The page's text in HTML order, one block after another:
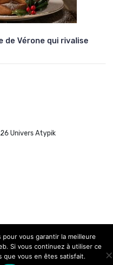
de Vérone qui rivalise
Univers Atypik
vous garantir la meilleure
Si vous continuez à utiliser ce
que vous en êtes satisfait.